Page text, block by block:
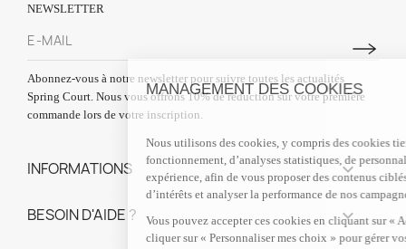
NEWSLETTER
Abonnez-vous à notre newsletter pour suivre toutes les actualités
Spring Court. Nous vous offrons 10% de réduction sur votre première
commande lors de votre inscription.
INFORMATIONS 
BESOIN D'AIDE ? 
MANAGEMENT DES COOKIES
Nous utilisons des cookies, y compris des cookies tiers, à des fins de
fonctionnement, d’analyses statistiques, de personnalisation de votre
expérience, afin de vous proposer des contenus ciblés adaptés à vos centres
d’intérêts et analyser la performance de nos campagnes publicitaires.
Vous pouvez accepter ces cookies en cliquant sur « Accepter tout » ou
cliquer sur « Personnaliser mes choix » pour gérer vos préférences.